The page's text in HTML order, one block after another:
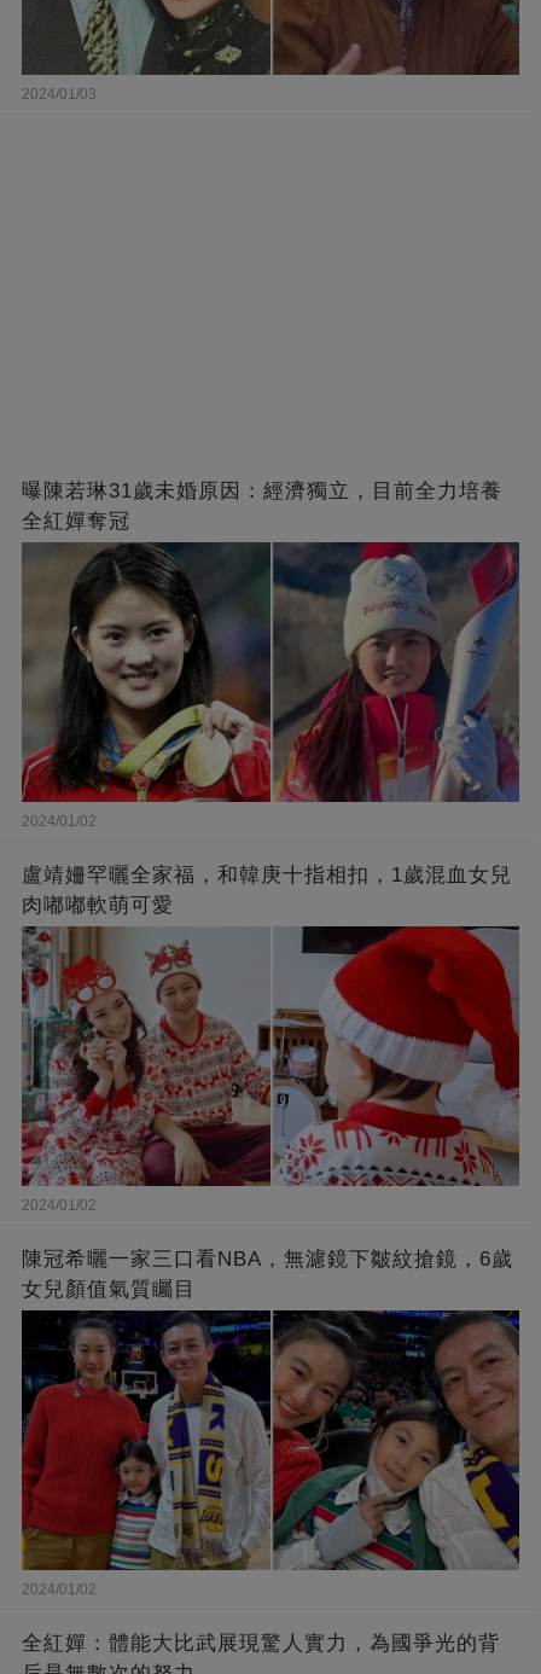
2024/01/03
曝陳若琳31歲未婚原因：經濟獨立，目前全力培養
全紅嬋奪冠
2024/01/02
盧靖姍罕曬全家福，和韓庚十指相扣，1歲混血女兒
肉嘟嘟軟萌可愛
2024/01/02
陳冠希曬一家三口看NBA，無濾鏡下皺紋搶鏡，6歲
女兒顏值氣質矚目
2024/01/02
全紅嬋：體能大比武展現驚人實力，為國爭光的背